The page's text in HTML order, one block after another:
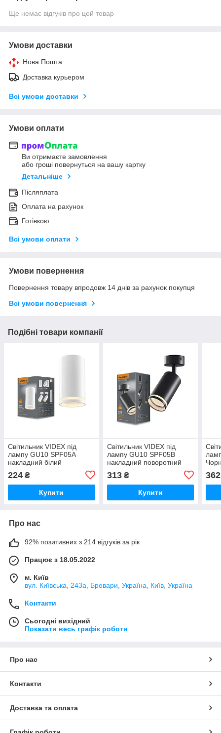
Ще немає відгуків про цей товар
Умови доставки
Нова Пошта
Доставка курьером
Всі умови доставки
Умови оплати
Ви отримаєте замовлення
або гроші повернуться на вашу картку
Детальніше
Післяплата
Оплата на рахунок
Готівкою
Всі умови оплати
Умови повернення
Повернення товару впродовж 14 днів за рахунок покупця
Всі умови повернення
Подібні товари компанії
Світильник VIDEX під
лампу GU10 SPF05A
накладний білий
224 ₴
Купити
Світильник VIDEX під
лампу GU10 SPF05B
накладний поворотний
313₴
Купити
362
Про нас
92% позитивних з 214 відгуків за рік
Працює з 18.05.2022
м. Київ
вул. Київська, 243а, Бровари, Україна, Київ, Україна
Контакти
Сьогодні вихідний
Показати весь графік роботи
Про нас
Контакти
Доставка та оплата